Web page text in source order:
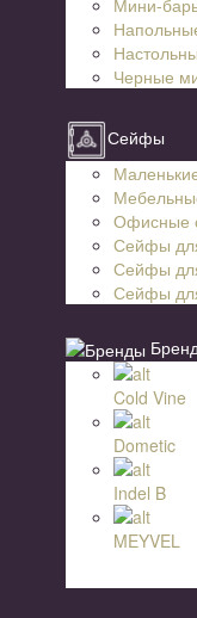
Черные
Сейфы
Офисные
Сейфы
Сейфы
Сейфы
Cold Vine
Dometic
Indel B
MEYVEL